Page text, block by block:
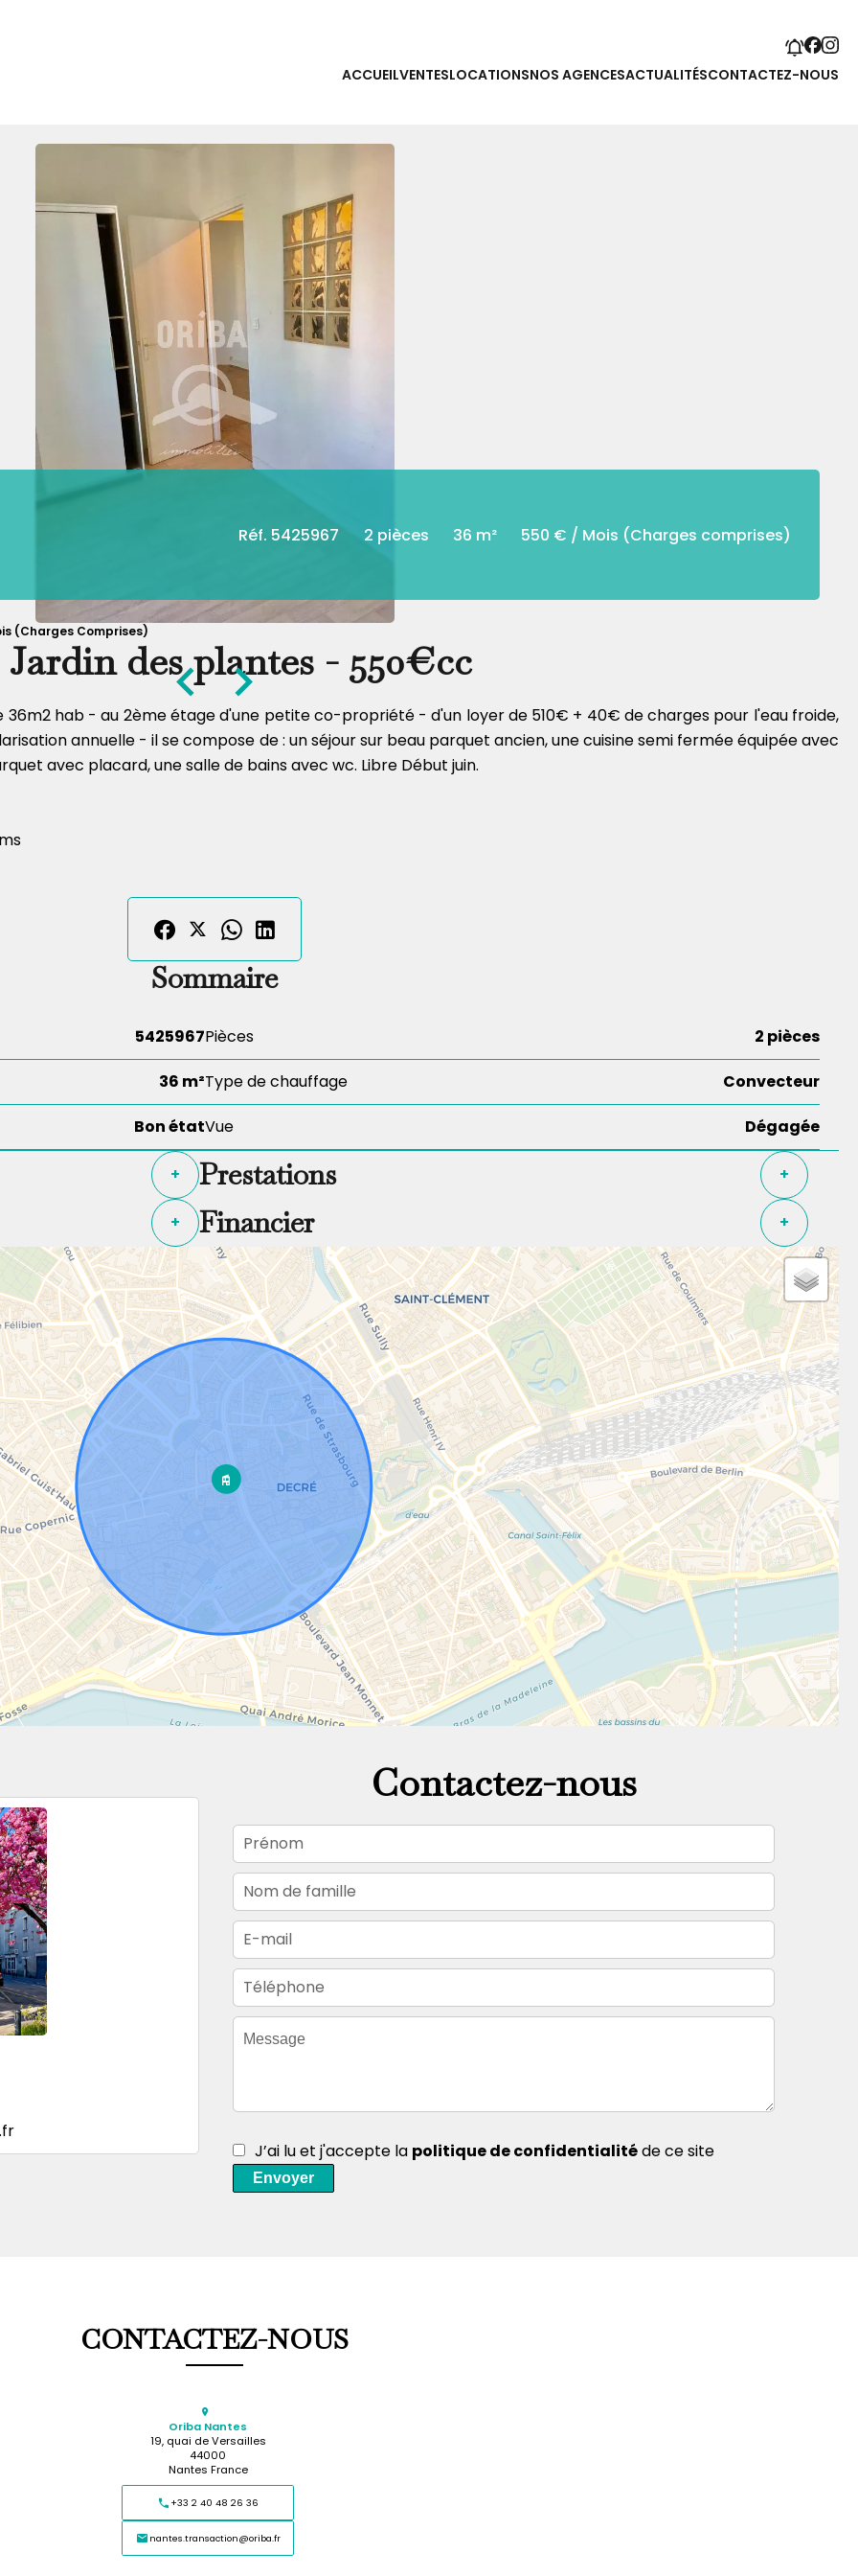
ACCUEILVENTESLOCATIONSNOS AGENCESACTUALITÉSCONTACTEZ-NOUS
Réf. 5425967 2 pièces 36 m² 550 € / Mois (Charges comprises)
(Charges Comprises)
Jardin des plantes - 550€cc
36m2 hab - au 2ème étage d'une petite co-propriété - d'un loyer de 510€ + 40€ de charges pour l'eau froide,
annuelle - il se compose de : un séjour sur beau parquet ancien, une cuisine semi fermée équipée avec
avec placard, une salle de bains avec wc. Libre Début juin.
Sommaire
5425967Pièces 2 pièces
36 m²Type de chauffage Convecteur
Bon étatVue Dégagée
+ Prestations +
+ Financier +
Contactez-nous
J’ai lu et j'accepte la politique de confidentialitéde ce site
Envoyer
CONTACTEZ-NOUS
Oriba Nantes
19, quai de Versailles
44000
Nantes France
+33 2 40 48 26 36
nantes.transaction@oriba.fr